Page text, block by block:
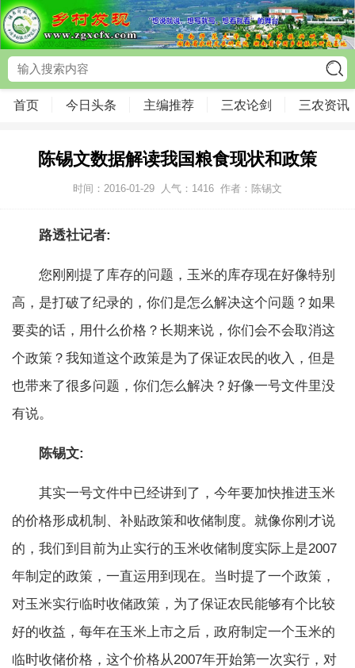
首页 今日头条 主编推荐 三农论剑 三农资讯
陈锡文数据解读我国粮食现状和政策
时间：2016-01-29 人气： 1416 作者：陈锡文
路透社记者:
您刚刚提了库存的问题，玉米的库存现在好像特别
高，是打破了纪录的，你们是怎么解决这个问题？如果
要卖的话，用什么价格？长期来说，你们会不会取消这
个政策？我知道这个政策是为了保证农民的收入，但是
也带来了很多问题，你们怎么解决？好像一号文件里没
有说。
陈锡文:
其实一号文件中已经讲到了，今年要加快推进玉米
的价格形成机制、补贴政策和收储制度。就像你刚才说
的，我们到目前为止实行的玉米收储制度实际上是2007
年制定的政策，一直运用到现在。当时提了一个政策，
对玉米实行临时收储政策，为了保证农民能够有个比较
好的收益，每年在玉米上市之后，政府制定一个玉米的
临时收储价格，这个价格从2007年开始第一次实行，对